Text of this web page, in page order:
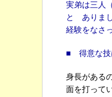
実弟は三人
と ありま
経験をなさ
■ 得意な技
身長がある
面を打って